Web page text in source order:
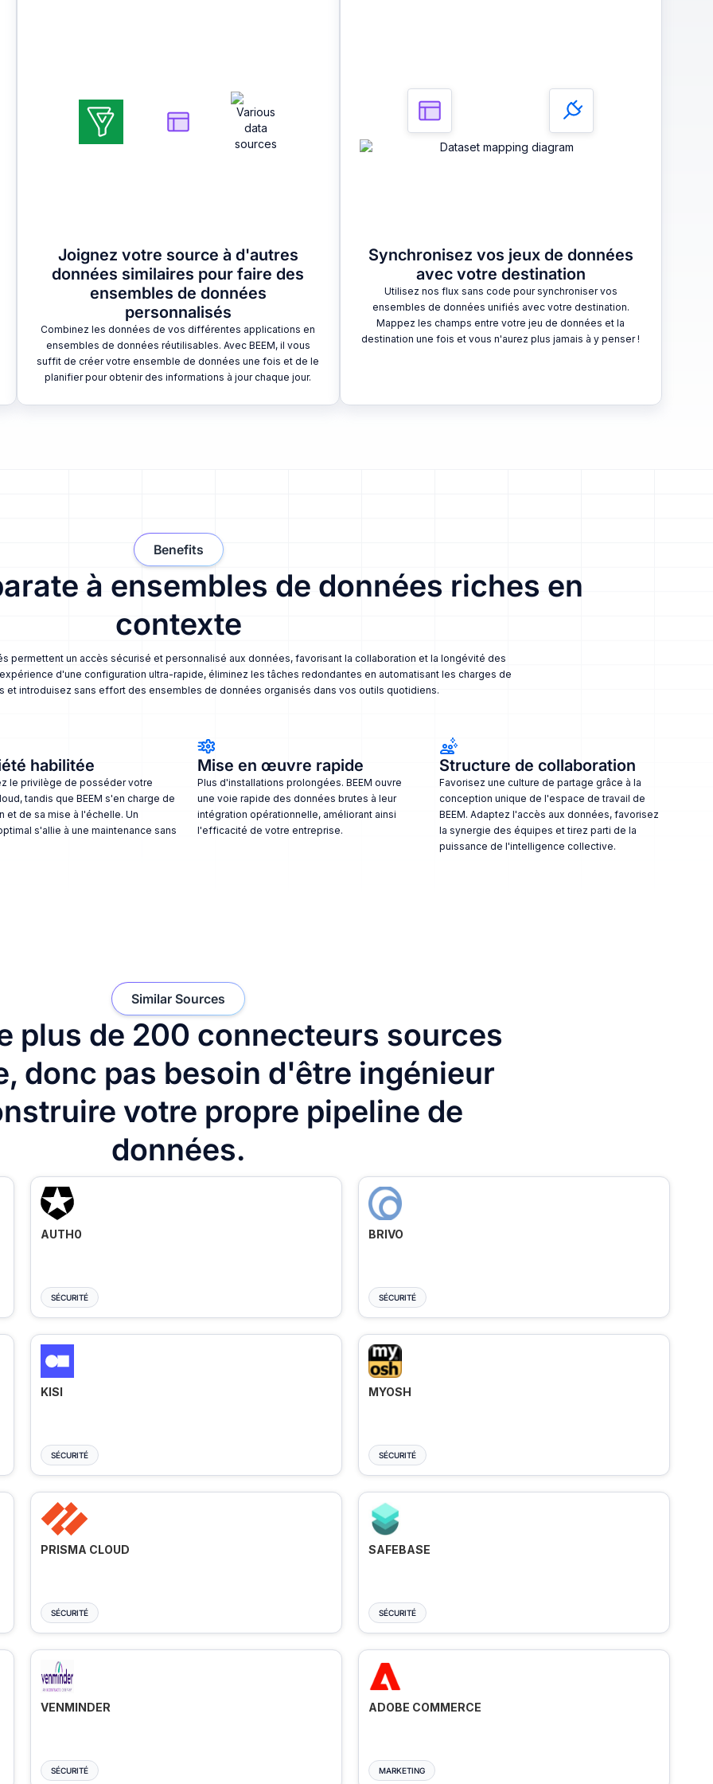
Joignez votre source à d'autres
données similaires pour faire des
ensembles de données
personnalisés
Combinez les données de vos différentes applications en
ensembles de données réutilisables. Avec BEEM, il vous
suffit de créer votre ensemble de données une fois et de le
planifier pour obtenir des informations à jour chaque jour.
Synchronisez vos jeux de données
avec votre destination
Utilisez nos flux sans code pour synchroniser vos
ensembles de données unifiés avec votre destination.
Mappez les champs entre votre jeu de données et la
destination une fois et vous n'aurez plus jamais à y penser !
à ensembles de données riches en
contexte
permettent un accès sécurisé et personnalisé aux données, favorisant la collaboration et la longévité des
d'une configuration ultra-rapide, éliminez les tâches redondantes en automatisant les charges de
et introduisez sans effort des ensembles de données organisés dans vos outils quotidiens.
Benefits
habilitée
le privilège de posséder votre
tandis que BEEM s'en charge de
et de sa mise à l'échelle. Un
s'allie à une maintenance sans
Mise en œuvre rapide
Plus d'installations prolongées. BEEM ouvre
une voie rapide des données brutes à leur
intégration opérationnelle, améliorant ainsi
l'efficacité de votre entreprise.
Structure de collaboration
Favorisez une culture de partage grâce à la
conception unique de l'espace de travail de
BEEM. Adaptez l'accès aux données, favorisez
la synergie des équipes et tirez parti de la
puissance de l'intelligence collective.
plus de 200 connecteurs sources
donc pas besoin d'être ingénieur
votre propre pipeline de
données.
Similar Sources
AUTH0
SÉCURITÉ
BRIVO
SÉCURITÉ
KISI
SÉCURITÉ
MYOSH
SÉCURITÉ
PRISMA CLOUD
SÉCURITÉ
SAFEBASE
SÉCURITÉ
VENMINDER
SÉCURITÉ
ADOBE COMMERCE
MARKETING